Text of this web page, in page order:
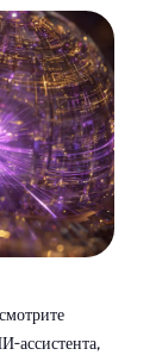
ассистента,